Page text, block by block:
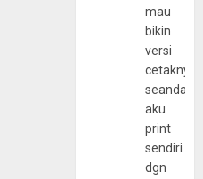
mau
bikin
versi
cetaknya
aku
print
sendiri
dgn